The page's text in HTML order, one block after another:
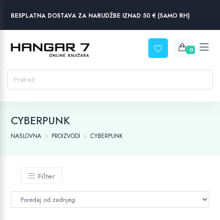
BESPLATNA DOSTAVA ZA NARUDŽBE IZNAD 50 € (SAMO RH)
0
CYBERPUNK
NASLOVNA PROIZVODI CYBERPUNK
Filter